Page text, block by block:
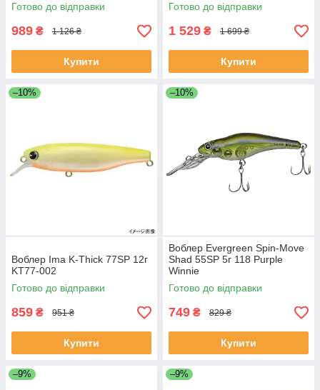
Готово до відправки
989 ₴ 1 126 ₴
Купити
Готово до відправки
1 529 ₴ 1 699 ₴
Купити
–10%
Воблер Ima K-Thick 77SP 12г
KT77-002
Готово до відправки
859 ₴ 951 ₴
Купити
–10%
Воблер Evergreen Spin-Move
Shad 55SP 5г 118 Purple
Winnie
Готово до відправки
749 ₴ 829 ₴
Купити
–9% –9%